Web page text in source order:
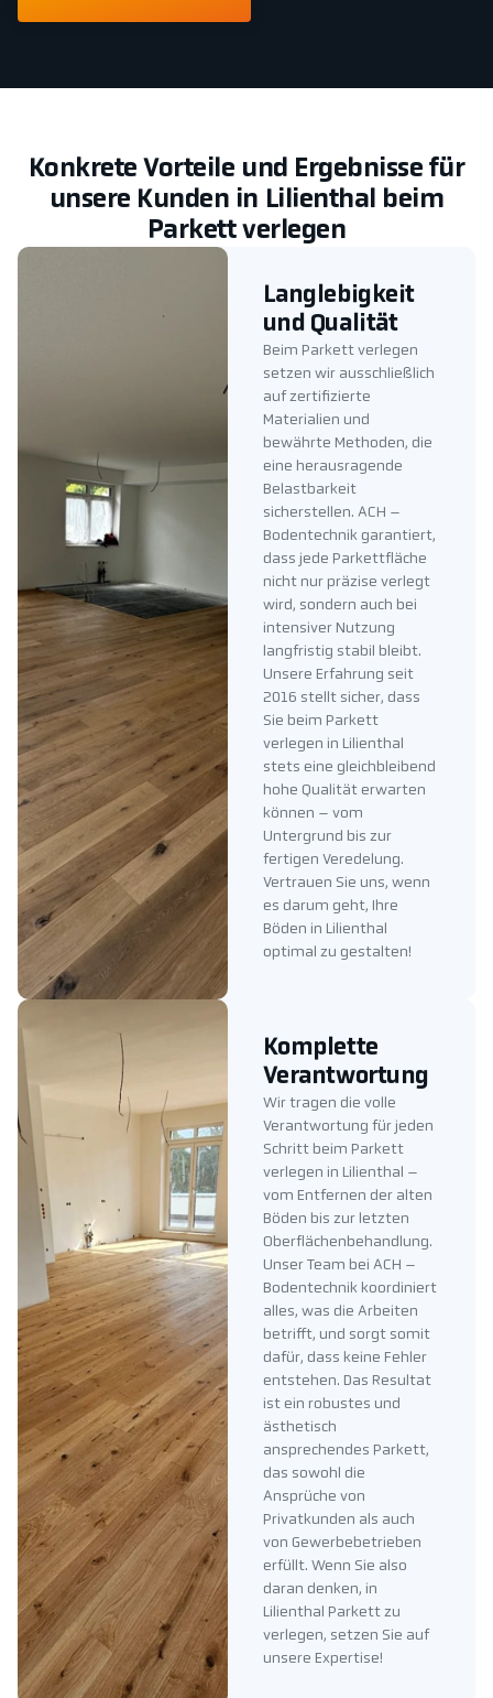
Konkrete Vorteile und Ergebnisse für
unsere Kunden in Lilienthal beim
Parkett verlegen
Langlebigkeit
und Qualität
Beim Parkett verlegen
setzen wir ausschließlich
auf zertifizierte
Materialien und
bewährte Methoden, die
eine herausragende
Belastbarkeit
sicherstellen. ACH –
Bodentechnik garantiert,
dass jede Parkettfläche
nicht nur präzise verlegt
wird, sondern auch bei
intensiver Nutzung
langfristig stabil bleibt.
Unsere Erfahrung seit
2016 stellt sicher, dass
Sie beim Parkett
verlegen in Lilienthal
stets eine gleichbleibend
hohe Qualität erwarten
können – vom
Untergrund bis zur
fertigen Veredelung.
Vertrauen Sie uns, wenn
es darum geht, Ihre
Böden in Lilienthal
optimal zu gestalten!
Komplette
Verantwortung
Wir tragen die volle
Verantwortung für jeden
Schritt beim Parkett
verlegen in Lilienthal –
vom Entfernen der alten
Böden bis zur letzten
Oberflächenbehandlung.
Unser Team bei ACH –
Bodentechnik koordiniert
alles, was die Arbeiten
betrifft, und sorgt somit
dafür, dass keine Fehler
entstehen. Das Resultat
ist ein robustes und
ästhetisch
ansprechendes Parkett,
das sowohl die
Ansprüche von
Privatkunden als auch
von Gewerbebetrieben
erfüllt. Wenn Sie also
daran denken, in
Lilienthal Parkett zu
verlegen, setzen Sie auf
unsere Expertise!